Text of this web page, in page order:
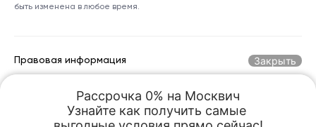
быть изменена в любое время.
Правовая информация
Горячая линия по номеру:+7 (800) 250-06-70
Адрес электронной почты: kreception@sialauto.ru
Закрыть
Рассрочка 0% на Москвич
Узнайте как получить самые